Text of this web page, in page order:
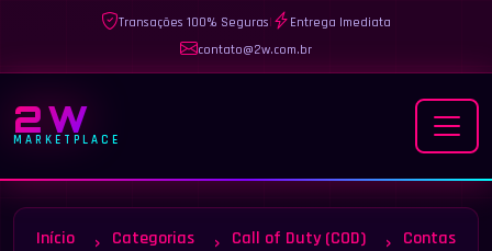
Transações 100% Seguras|
Entrega Imediata
contato@2w.com.br
2W
MARKETPLACE
Início Categorias Call of Duty (COD)
Contas